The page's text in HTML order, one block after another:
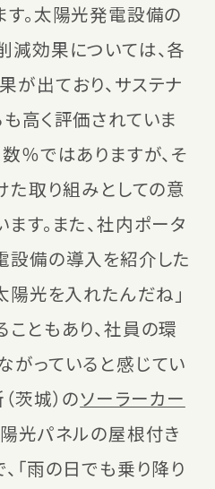
。太陽光発電設備の
減効果については、各
出ており、サステナ
高く評価されていま
％ではありますが、そ
た取り組みとしての意
す。また、社内ポータ
設備の導入を紹介した
陽光を入れたんだね」
ともあり、社員の環
がっていると感じてい
茨城）のソーラーカー
光パネルの屋根付き
「雨の日でも乗り降り